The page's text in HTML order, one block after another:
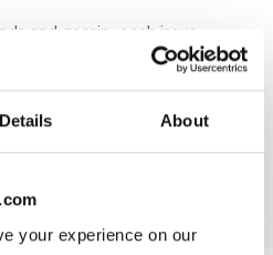
Details About
your experience on our
and gossip, each issue
in popular culture. From
to mental health and the
the big issues. You’ll learn
issue ofDIVA magazine,